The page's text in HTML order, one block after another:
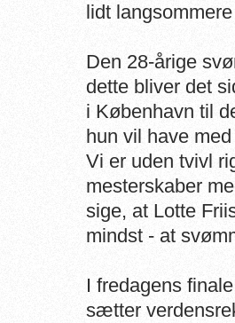
lidt
Den 28-årige
dette bliver det
i København til
hun vil have
Vi er uden tvivl
mesterskaber
sige, at Lotte
mindst - at
I fredagens
sætter